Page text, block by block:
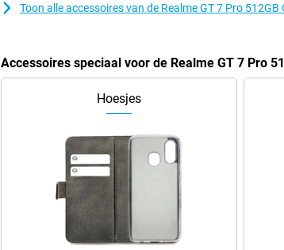
Toon alle accessoires van de Realme GT 7 Pro 512GB
Accessoires speciaal voor de Realme GT 7 Pro
Hoesjes